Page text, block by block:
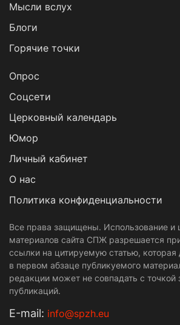
Мысли вслух
Блоги
Горячие точки
Опрос
Cоцсети
Церковный календарь
Юмор
Личный кабинет
О нас
Политика конфиденциальности
Все права защищены. Использование и
материалов сайта СПЖ разрешается
ссылки на цитируемую статью, которая
в первом абзаце публикуемого
редакции может не совпадать с точкой
публикаций.
Е-mail: info@spzh.eu